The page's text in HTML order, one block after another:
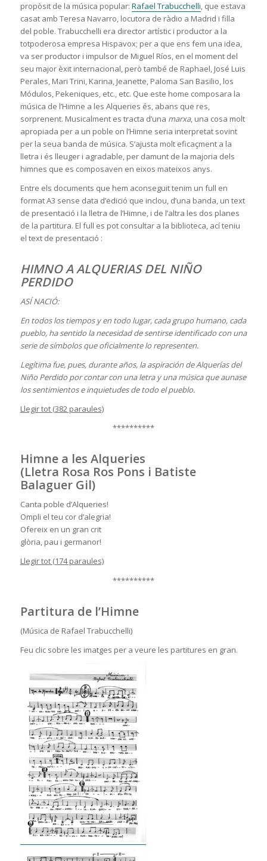
propòsit de la música popular: Rafael Trabucchelli, que estava
casat amb Teresa Navarro, locutora de ràdio a Madrid i filla
del poble. Trabucchelli era director artístic i productor a la
totpoderosa empresa Hispavox; per a que ens fem una idea,
va ser productor i impulsor de Miguel Ríos, en el moment del
seu major èxit internacional, però també de Raphael, José Luis
Perales, Mari Trini, Karina, Jeanette, Paloma San Basilio, los
Módulos, Pekeniques, etc., etc. Que este home composara la
música de l’Himne a les Alqueries és, abans que res,
sorprenent. Musicalment es tracta d’una marxa, una cosa molt
apropiada per a un poble on l’Himne seria interpretat sovint
per la seua banda de música. S’ajusta molt eficaçment a la
lletra i és lleuger i agradable, per damunt de la majoria dels
himnes que es composaven en eixos mateixos anys.
Entre els documents que hem aconseguit tenim un full en
format A3 sense data d’edició que inclou, d’una banda, un text
de presentació i la lletra de l’Himne, i de l’altra les dos planes
de la partitura. El full es pot consultar a la biblioteca, ací teniu
el text de presentació :
HIMNO A ALQUERIAS DEL NIÑO
PERDIDO
ASÍ NACIÓ:
En todos los tiempos y en todo lugar, cada grupo humano, cada
pueblo, ha sentido la necesidad de sentirse identificado con una
serie de símbolos que oficialmente lo representen.
Legítima fue, pues, durante años, la aspiración de Alquerías del
Niño Perdido por contar con una letra y una música que aunase
los sentimientos e inquietudes de todo el pueblo.
Llegir tot (382 paraules)
**********
Himne a les Alqueries
(Lletra Rosa Ros Pons i Batiste
Balaguer Gil)
Canta poble d’Alqueries!
Ompli el teu cor d’alegria!
Ofereix en un gran crit
glòria, pau i germanor!
Llegir tot (174 paraules)
**********
Partitura de l’Himne
(Música de Rafael Trabucchelli)
Feu clic sobre les imatges per a veure les partitures en gran.